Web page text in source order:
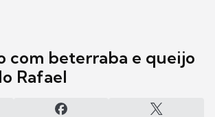
com beterraba e queijo
Rafael